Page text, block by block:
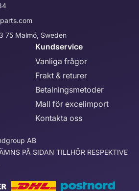
75 Malmö, Sweden
Kundservice
Vanliga frågor
Frakt & returer
Betalningsmetoder
Mall för excelimport
Kontakta oss
AB
PÅ SIDAN TILLHÖR RESPEKTIVE